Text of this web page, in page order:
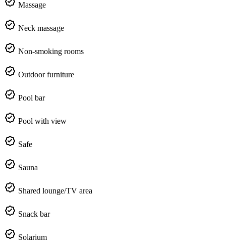
Massage
Neck massage
Non-smoking rooms
Outdoor furniture
Pool bar
Pool with view
Safe
Sauna
Shared lounge/TV area
Snack bar
Solarium